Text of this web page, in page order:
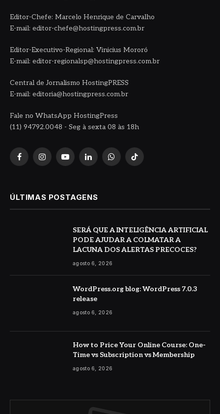
Editor-Chefe: Marcelo Henrique de Carvalho
E-mail: editor-chefe@hostingpress.com.br
Editor-Executivo-Regional: Vinicius Mororó
E-mail: editor-regionalsp@hostingpress.com.br
Central de Jornalismo HostingPRESS
E-mail: editoria@hostingpress.com.br
Fale no WhatsApp HostingPress
(11) 94792.0048 - Seg à sexta 08 às 18h
FacebookInstagramYouTubeLinkedInWhatsAppTikTok
ÚLTIMAS POSTAGENS
SERÁ QUE A INTELIGÊNCIA ARTIFICIAL
PODE AJUDAR A COLMATAR A
LACUNA DOS ALERTAS PRECOCES?
agosto 6, 2026
WordPress.org blog: WordPress 7.0.3
release
agosto 6, 2026
How to Price Your Online Course: One-
Time vs Subscription vs Membership
agosto 6, 2026